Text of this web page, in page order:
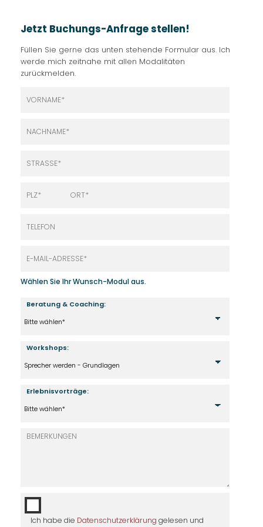
Jetzt Buchungs-Anfrage stellen!
Füllen Sie gerne das unten stehende Formular aus. Ich
werde mich zeitnahe mit allen Modalitäten
zurückmelden.
Wählen Sie Ihr Wunsch-Modul aus.
Beratung & Coaching:
Workshops:
Erlebnisvorträge:
Ich habe die Datenschutzerklärung gelesen und